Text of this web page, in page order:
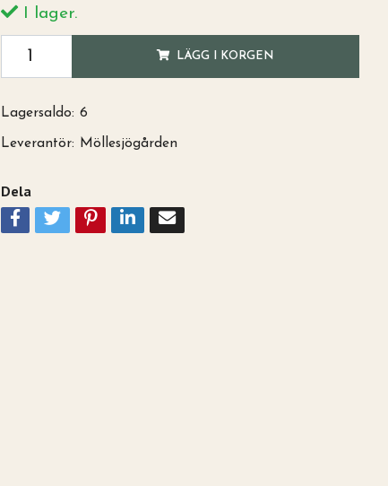
I lager.
LÄGG I KORGEN
Lagersaldo: 6
Leverantör: Möllesjögården
Dela